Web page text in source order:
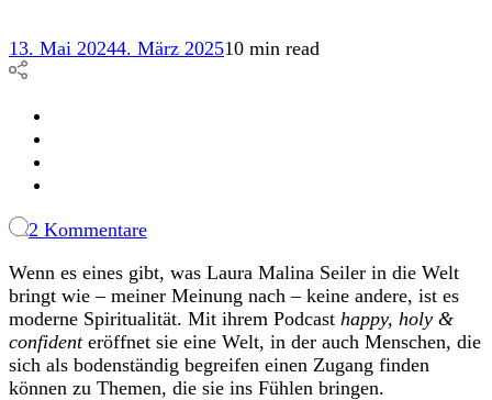
13. Mai 20244. März 202510 min read
2 Kommentarezu
ist
moderne
Spiritualität
und
wie
bodenständig
Wenn es eines gibt, was Laura Malina Seiler in die Welt
bringt wie – meiner Meinung nach – keine andere, ist es
moderne Spiritualität. Mit ihrem Podcast happy, holy &
confident eröffnet sie eine Welt, in der auch Menschen, die
sich als bodenständig begreifen einen Zugang finden
können zu Themen, die sie ins Fühlen bringen.